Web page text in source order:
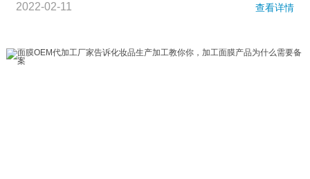
2022-02-11 查看详情